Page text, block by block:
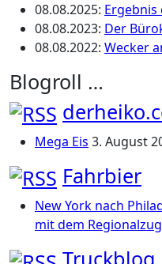
08.08.2025: Ergebnis
08.08.2023: Der
08.08.2022: Wecker
Blogroll …
Mega Eis 3. August
Fahrbier
New York nach
mit dem